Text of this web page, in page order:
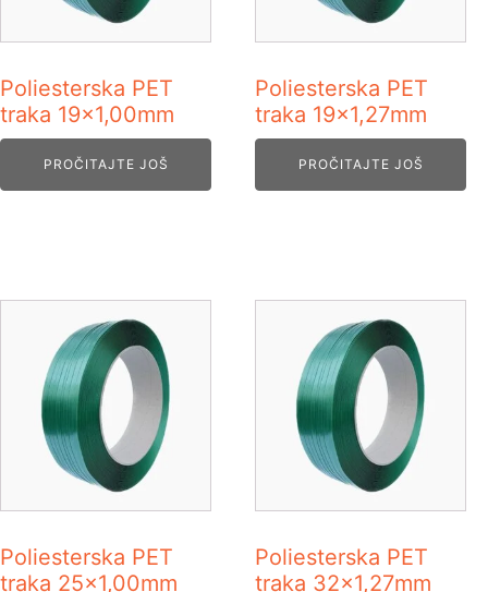
Poliesterska PET
traka 19x1,00mm
PROČITAJTE JOŠ
Poliesterska PET
traka 19x1,27mm
PROČITAJTE JOŠ
Poliesterska PET
traka 25x1,00mm
Poliesterska PET
traka 32x1,27mm